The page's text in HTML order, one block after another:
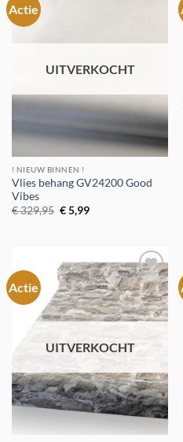
Actie
UITVERKOCHT
! NIEUW BINNEN !
Vlies behang GV24200 Good
Vibes
€329,95 Oorspronkelijke
prijs
€5,99Huidige
Actie
Toevoegen
aan
verlanglijst
UITVERKOCHT